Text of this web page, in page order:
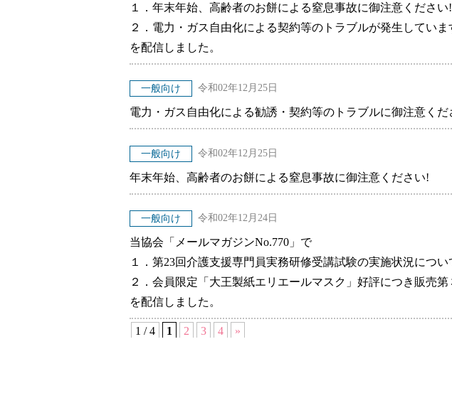
１．年末年始、高齢者のお餅による窒息事故に御注意ください!
２．電力・ガス自由化による契約等のトラブルが発生していま
を配信しました。
一般向け 令和02年12月25日
電力・ガス自由化による勧誘・契約等のトラブルに御注意くだ
一般向け 令和02年12月25日
年末年始、高齢者のお餅による窒息事故に御注意ください!
一般向け 令和02年12月24日
当協会「メールマガジンNo.770」で
１．第23回介護支援専門員実務研修受講試験の実施状況につい
２．会員限定「大王製紙エリエールマスク」好評につき販売第
を配信しました。
1 / 4 1 2 3 4 »